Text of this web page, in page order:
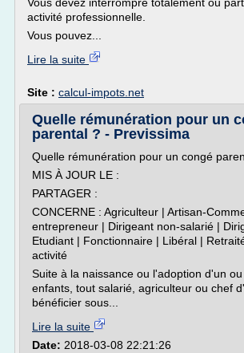
activité professionnelle.
Vous pouvez...
Lire la suite
Site : calcul-impots.net
Quelle rémunération pour un
parental ? - Previssima
Quelle rémunération pour un congé
MIS À JOUR LE :
PARTAGER :
CONCERNE : Agriculteur | Artisan-
entrepreneur | Dirigeant non-salarié |
Etudiant | Fonctionnaire | Libéral |
activité
Suite à la naissance ou l'adoption d'un
enfants, tout salarié, agriculteur ou chef
bénéficier sous...
Lire la suite
Date: 2018-03-08 22:21:26